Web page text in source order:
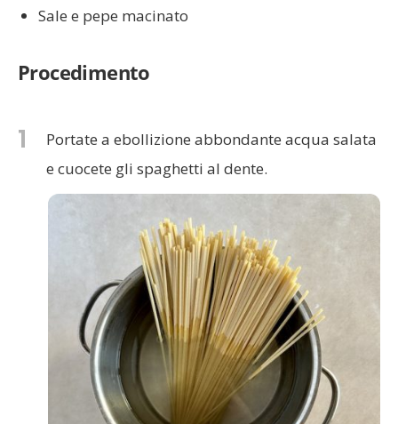
Sale e pepe macinato
Procedimento
1
Portate a ebollizione abbondante acqua salata
e cuocete gli spaghetti al dente.